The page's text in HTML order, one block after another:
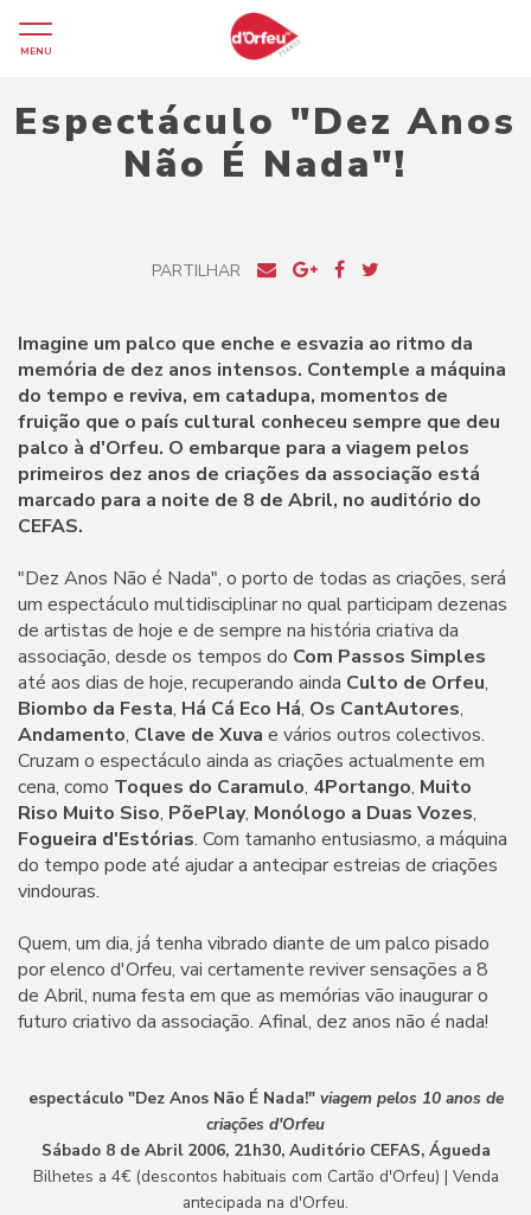
MENU
Espectáculo "Dez Anos
Não É Nada"!
PARTILHAR
Imagine um palco que enche e esvazia ao ritmo da
memória de dez anos intensos. Contemple a máquina
do tempo e reviva, em catadupa, momentos de
fruição que o país cultural conheceu sempre que deu
palco à d'Orfeu. O embarque para a viagem pelos
primeiros dez anos de criações da associação está
marcado para a noite de 8 de Abril, no auditório do
CEFAS.
"Dez Anos Não é Nada", o porto de todas as criações, será
um espectáculo multidisciplinar no qual participam dezenas
de artistas de hoje e de sempre na história criativa da
associação, desde os tempos do Com Passos Simples
até aos dias de hoje, recuperando ainda Culto de Orfeu,
Biombo da Festa, Há Cá Eco Há, Os CantAutores,
Andamento, Clave de Xuva e vários outros colectivos.
Cruzam o espectáculo ainda as criações actualmente em
cena, como Toques do Caramulo, 4Portango, Muito
Riso Muito Siso, PõePlay, Monólogo a Duas Vozes,
Fogueira d'Estórias. Com tamanho entusiasmo, a máquina
do tempo pode até ajudar a antecipar estreias de criações
vindouras.
Quem, um dia, já tenha vibrado diante de um palco pisado
por elenco d'Orfeu, vai certamente reviver sensações a 8
de Abril, numa festa em que as memórias vão inaugurar o
futuro criativo da associação. Afinal, dez anos não é nada!
espectáculo "Dez Anos Não É Nada!" viagem pelos 10 anos de
criações d'Orfeu
Sábado 8 de Abril 2006, 21h30, Auditório CEFAS, Águeda
Bilhetes a 4€ (descontos habituais com Cartão d'Orfeu) | Venda
antecipada na d'Orfeu.